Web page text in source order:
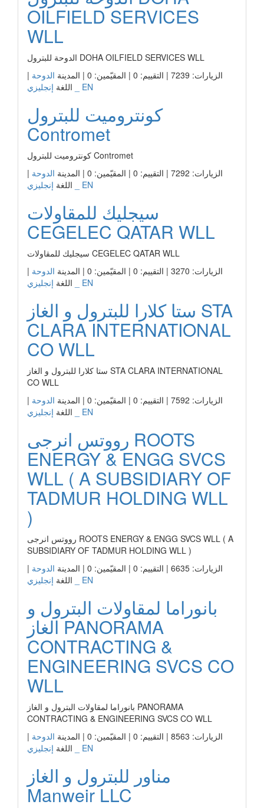
OILFIELD SERVICES
WLL
الدوحة للبترول DOHA OILFIELD SERVICES WLL
الزيارات: 7239 | التقييم: 0 | المقيّمين: 0 | المدينة
الدوحة |
اللغة إنجليزي _ EN
كونتروميت للبترول
Contromet
كونتروميت للبترول Contromet
الزيارات: 7292 | التقييم: 0 | المقيّمين: 0 | المدينة
الدوحة |
اللغة إنجليزي _ EN
سيجليك للمقاولات
CEGELEC QATAR WLL
سيجليك للمقاولات CEGELEC QATAR WLL
الزيارات: 3270 | التقييم: 0 | المقيّمين: 0 | المدينة
الدوحة |
اللغة إنجليزي _ EN
ستا كلارا للبترول و الغاز STA
CLARA INTERNATIONAL
CO WLL
ستا كلارا للبترول و الغاز STA CLARA INTERNATIONAL
CO WLL
الزيارات: 7592 | التقييم: 0 | المقيّمين: 0 | المدينة
الدوحة |
اللغة إنجليزي _ EN
رووتس انرجى ROOTS
ENERGY & ENGG SVCS
WLL ( A SUBSIDIARY OF
TADMUR HOLDING WLL
)
رووتس انرجى ROOTS ENERGY & ENGG SVCS WLL ( A
SUBSIDIARY OF TADMUR HOLDING WLL )
الزيارات: 6635 | التقييم: 0 | المقيّمين: 0 | المدينة
الدوحة |
اللغة إنجليزي _ EN
بانوراما لمقاولات البترول و
الغاز PANORAMA
CONTRACTING &
ENGINEERING SVCS CO
WLL
بانوراما لمقاولات البترول و الغاز PANORAMA
CONTRACTING & ENGINEERING SVCS CO WLL
الزيارات: 8563 | التقييم: 0 | المقيّمين: 0 | المدينة
الدوحة |
اللغة إنجليزي _ EN
مناور للبترول و الغاز
Manweir LLC